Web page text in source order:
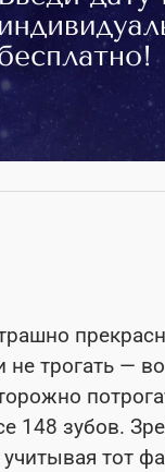
трогать —
148 зубов.
тот